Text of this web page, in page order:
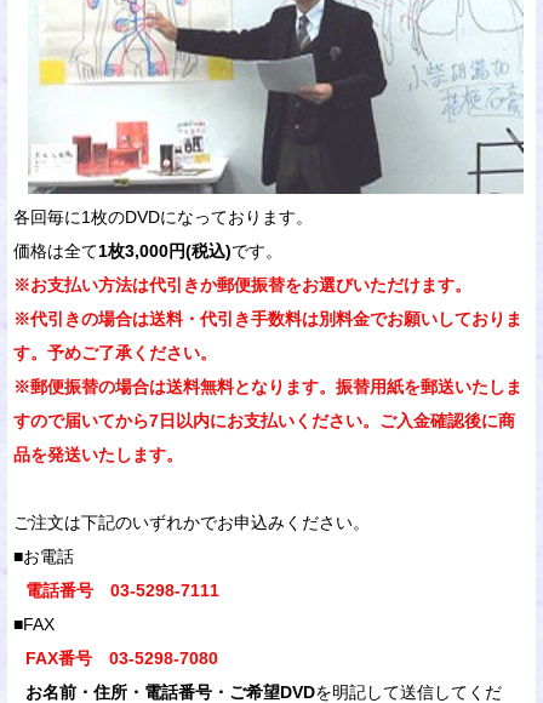
各回毎に1枚のDVDになっております。
価格は全て1枚3,000円(税込)です。
※お支払い方法は代引きか郵便振替をお選びいただけます。
※代引きの場合は送料・代引き手数料は別料金でお願いしておりま
す。予めご了承ください。
※郵便振替の場合は送料無料となります。振替用紙を郵送いたしま
すので届いてから7日以内にお支払いください。ご入金確認後に商
品を発送いたします。
ご注文は下記のいずれかでお申込みください。
■お電話
電話番号 03-5298-7111
■FAX
FAX番号 03-5298-7080
お名前・住所・電話番号・ご希望DVDを明記して送信してくだ